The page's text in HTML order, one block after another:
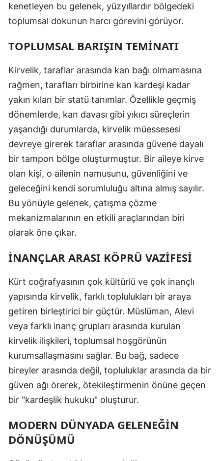
kenetleyen bu gelenek, yüzyıllardır bölgedeki
toplumsal dokunun harcı görevini görüyor.
TOPLUMSAL BARIŞIN TEMINATI
Kirvelik, taraflar arasında kan bağı olmamasına
rağmen, tarafları birbirine kan kardeşi kadar
yakın kılan bir statü tanımlar. Özellikle geçmiş
dönemlerde, kan davası gibi yıkıcı süreçlerin
yaşandığı durumlarda, kirvelik müessesesi
devreye girerek taraflar arasında güvene dayalı
bir tampon bölge oluşturmuştur. Bir aileye kirve
olan kişi, o ailenin namusunu, güvenliğini ve
geleceğini kendi sorumluluğu altına almış sayılır.
Bu yönüyle gelenek, çatışma çözme
mekanizmalarının en etkili araçlarından biri
olarak öne çıkar.
İNANÇLAR ARASI KÖPRÜ VAZIFESI
Kürt coğrafyasının çok kültürlü ve çok inançlı
yapısında kirvelik, farklı toplulukları bir araya
getiren birleştirici bir güçtür. Müslüman, Alevi
veya farklı inanç grupları arasında kurulan
kirvelik ilişkileri, toplumsal hoşgörünün
kurumsallaşmasını sağlar. Bu bağ, sadece
bireyler arasında değil, topluluklar arasında da bir
güven ağı örerek, ötekileştirmenin önüne geçen
bir "kardeşlik hukuku" oluşturur.
MODERN DÜNYADA GELENEĞIN
DÖNÜŞÜMÜ